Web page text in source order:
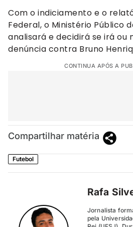
Com o indiciamento e o
Federal, o Ministério Público
analisará e decidirá se irá ou
denúncia contra Bruno
CONTINUA APÓS A
Compartilhar matéria
Futebol
Rafa
Jornalista
pela